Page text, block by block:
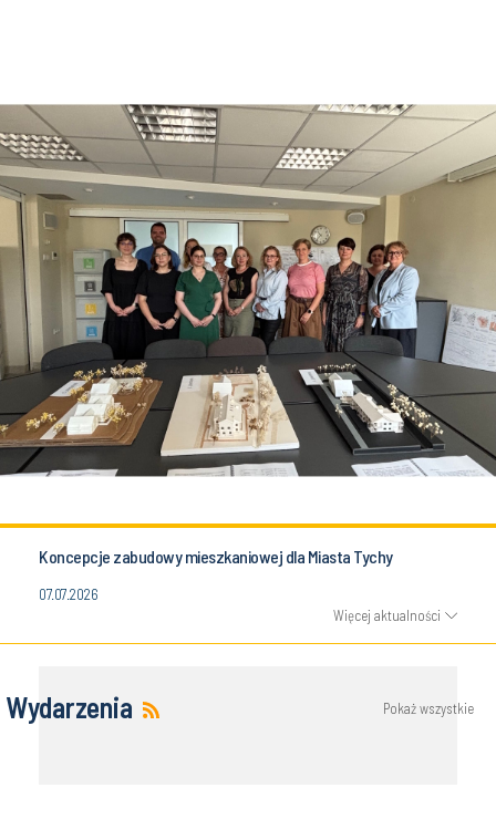
Koncepcje zabudowy mieszkaniowej dla Miasta Tychy
07.07.2026
Więcej aktualności
Wydarzenia Pokaż wszystkie